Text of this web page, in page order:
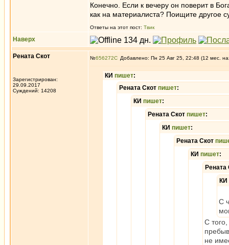
Конечно. Если к вечеру он поверит в
как на материалиста? Поищите другое
Ответы на этот пост: Твик
Наверх
Рената Скот
Зарегистрирован:
29.09.2017
Суждений: 14208
№656272 Добавлено: Пн 25 Авг 25, 22:48 (12 мес.
КИ пишет:
Рената Скот пишет:
КИ пишет:
Рената Скот пишет:
КИ пишет:
Рената Скот
КИ пишет:
Рената
КИ
С
С
не